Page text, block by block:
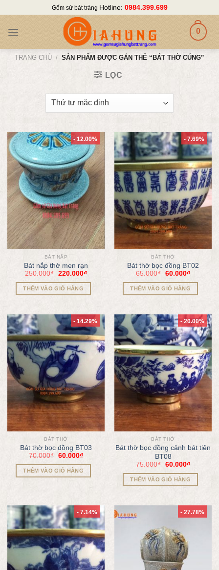
content
Gốm sứ bát tràng Hotline: 0984.399.699
0
TRANG CHỦ / SẢN PHẨM ĐƯỢC GẮN THẺ “BÁT THỜ CÚNG”
LỌC
- 12.00%
BÁT NẮP
Bát nắp thờ men rạn
250.000₫ 220.000₫
THÊM VÀO GIỎ HÀNG
- 7.69%
BÁT THỜ
Bát thờ bọc đồng BT02
65.000₫ 60.000₫
THÊM VÀO GIỎ HÀNG
- 14.29%
BÁT THỜ
Bát thờ bọc đồng BT03
70.000₫ 60.000₫
THÊM VÀO GIỎ HÀNG
- 20.00%
BÁT THỜ
Bát thờ bọc đồng cảnh bát tiên
BT08
75.000₫ 60.000₫
THÊM VÀO GIỎ HÀNG
- 7.14% - 27.78%